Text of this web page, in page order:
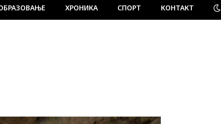
ХРОНИКА СПОРТ КОНТАКТ